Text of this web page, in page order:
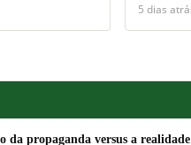
5 dias
da propaganda versus a